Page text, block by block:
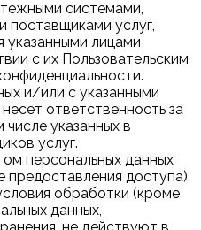
системами,
поставщиками услуг,
указанными лицами
с их Пользовательским
и/или с указанными
ответственность за
числе указанных в
услуг.
персональных данных
предоставления доступа),
обработки (кроме
данных,